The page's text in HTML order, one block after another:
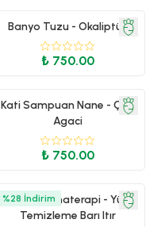
Banyo Tuzu - Okaliptüs
₺ 750.00
Kati Sampuan Nane - Çay
Agaci
₺ 750.00
%28 İndirim
Root Aromaterapi - Yüz
Temizleme Barı Itır